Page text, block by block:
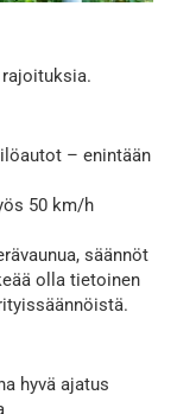
– enintään
50 km/h
säännöt
olla tietoinen
hyvä ajatus